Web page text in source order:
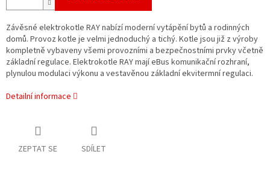
Závěsné elektrokotle RAY nabízí moderní vytápění bytů a rodinných
domů. Provoz kotle je velmi jednoduchý a tichý. Kotle jsou již z výroby
kompletně vybaveny všemi provozními a bezpečnostními prvky včetně
základní regulace. Elektrokotle RAY mají eBus komunikační rozhraní,
plynulou modulaci výkonu a vestavěnou základní ekvitermní regulaci.
Detailní informace
ZEPTAT SE SDÍLET